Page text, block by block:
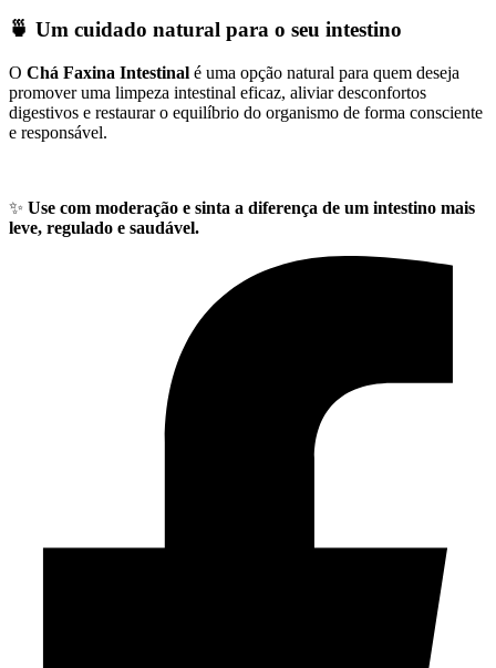
🍵 Um cuidado natural para o seu intestino
O Chá Faxina Intestinal é uma opção natural para quem deseja
promover uma limpeza intestinal eficaz, aliviar desconfortos
digestivos e restaurar o equilíbrio do organismo de forma consciente
e responsável.
✨ Use com moderação e sinta a diferença de um intestino mais
leve, regulado e saudável.